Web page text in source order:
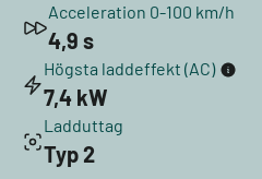
Acceleration 0-100 km/h
4,9 s
Högsta laddeffekt (AC)
7,4 kW
Ladduttag
Typ 2